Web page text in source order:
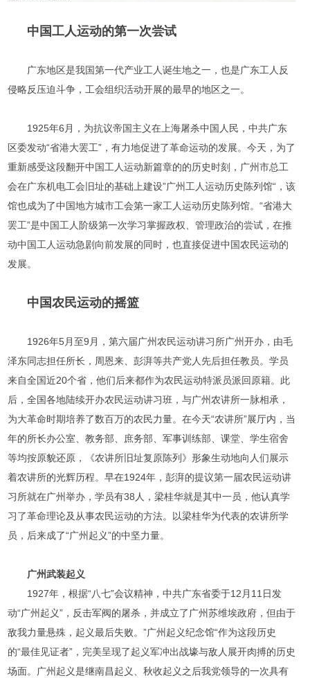
中国工人运动的第一次尝试
广东地区是我国第一代产业工人诞生地之一，也是广东工人反
侵略反压迫斗争，工会组织活动开展的最早的地区之一。
1925年6月，为抗议帝国主义在上海屠杀中国人民，中共广东
区委发动“省港大罢工”，有力地促进了革命运动的发展。今天，为了
重新感受这段翻开中国工人运动新篇章的的历史时刻，广州市总工
会在广东机电工会旧址的基础上建设”广州工人运动历史陈列馆“，该
馆也成为了中国地方城市工会第一家工人运动历史陈列馆。“省港大
罢工”是中国工人阶级第一次学习掌握政权、管理政治的尝试，在推
动中国工人运动急剧向前发展的同时，也直接促进中国农民运动的
发展。
中国农民运动的摇篮
1926年5月至9月，第六届广州农民运动讲习所广州开办，由毛
泽东同志担任所长，周恩来、彭湃等共产党人先后担任教员。学员
来自全国近20个省，他们后来都作为农民运动特派员派回原籍。此
后，全国各地陆续开办农民运动讲习班，与广州农讲所一脉相承，
为大革命时期培养了数百万的农民力量。在今天“农讲所”展厅内，当
年的所长办公室、教务部、庶务部、军事训练部、课堂、学生宿舍
等均按原貌还原，《农讲所旧址复原陈列》形象生动地向人们展示
着农讲所的光辉历程。早在1924年，彭湃的提议第一届农民运动讲
习所就在广州举办，学员有38人，梁桂华就是其中一员，他认真学
习了革命理论及从事农民运动的方法。以梁桂华为代表的农讲所学
员，后来成了“广州起义”的中坚力量。
广州武装起义
1927年，根据“八七”会议精神，中共广东省委于12月11日发
动“广州起义”，反击军阀的屠杀，并成立了广州苏维埃政府，但由于
敌我力量悬殊，起义最后失败。”广州起义纪念馆“作为这段历史
的“最佳见证者”，完美呈现了起义军冲出战壕与敌人展开肉搏的历史
场面。广州起义是继南昌起义、秋收起义之后我党领导的一次具有